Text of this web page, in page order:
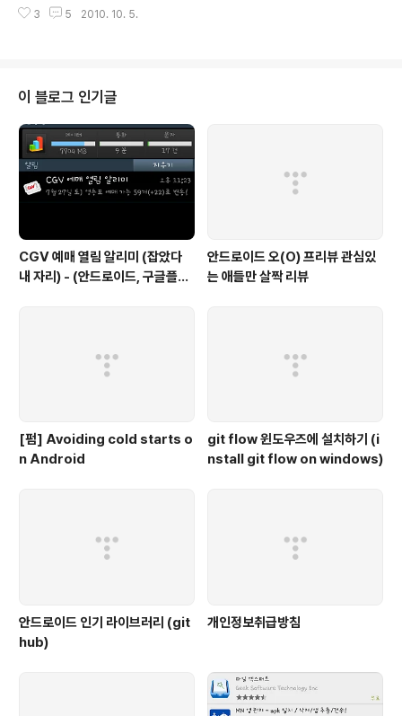
었는데.. 메뉴의 Window - Preferences - General - Workspace 에서
uestions/844759/eclipse-stuck-when-building-workspace 그래
서 워크스..
3 5 2010. 10. 5.
이 블로그 인기글
CGV 예매 열림 알리미 (잡았다
내 자리) - (안드로이드, 구글플레
안드로이드 오(O) 프리뷰 관심있
는 애들만 살짝 리뷰
[펌] Avoiding cold starts o
n Android
git flow 윈도우즈에 설치하기 (i
nstall git flow on windows)
안드로이드 인기 라이브러리 (git
hub)
개인정보취급방침